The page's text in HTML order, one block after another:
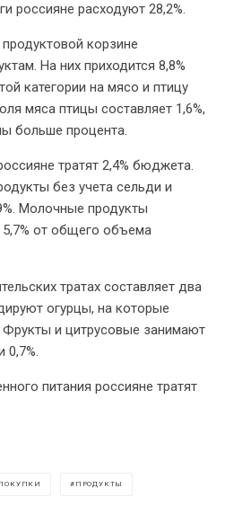
россияне расходуют 28,2%.
корзине
На них приходится 8,8%
категории на мясо и птицу
мяса птицы составляет 1,6%,
больше процента.
тратят 2,4% бюджета.
без учета сельди и
Молочные продукты
от общего объема
тратах составляет два
огурцы, на которые
Фрукты и цитрусовые занимают
0,7%.
питания россияне тратят
ПРОДУКТЫ